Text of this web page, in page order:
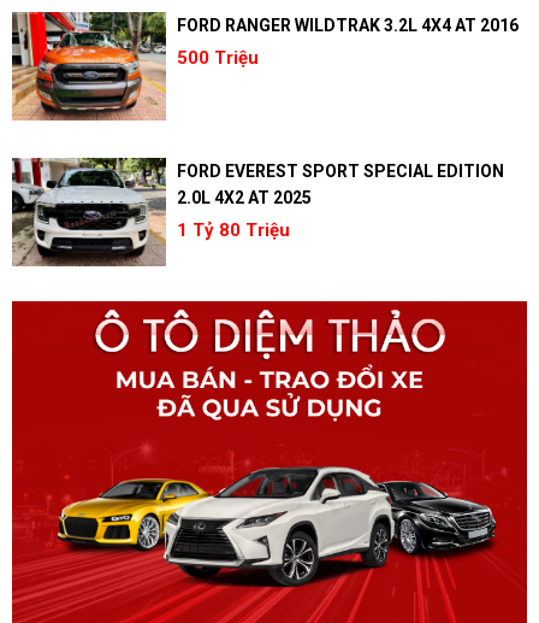
FORD RANGER WILDTRAK 3.2L 4X4 AT 2016
500 Triệu
FORD EVEREST SPORT SPECIAL EDITION
2.0L 4X2 AT 2025
1 Tỷ 80 Triệu